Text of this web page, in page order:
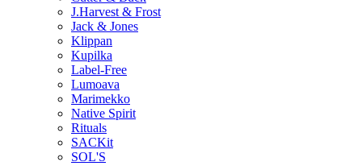
J.Harvest & Frost
Jack & Jones
Klippan
Kupilka
Label-Free
Lumoava
Marimekko
Native Spirit
Rituals
SACKit
SOL'S